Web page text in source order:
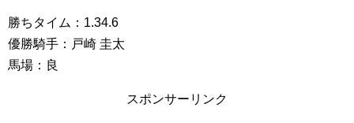
勝ちタイム：1.34.6
優勝騎手：戸崎 圭太
馬場：良
スポンサーリンク